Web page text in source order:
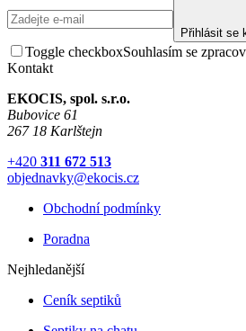
Přihlásit se
Toggle checkboxSouhlasím se
Kontakt
EKOCIS, spol. s.r.o.
Bubovice 61
267 18 Karlštejn
+420 311 672 513
objednavky@ekocis.cz
Obchodní podmínky
Poradna
Nejhledanější
Ceník septiků